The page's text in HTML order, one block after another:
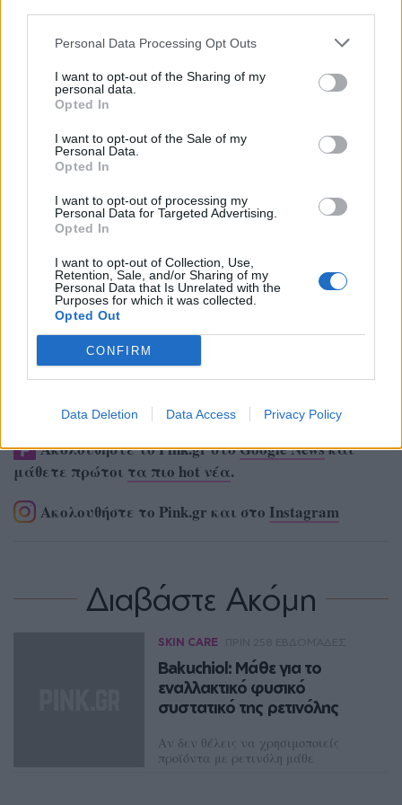
Personal Data Processing Opt Outs
I want to opt-out of the Sharing of my
personal data.
Opted In
I want to opt-out of the Sale of my
Personal Data.
Opted In
I want to opt-out of processing my
Personal Data for Targeted Advertising.
Opted In
I want to opt-out of Collection, Use,
Retention, Sale, and/or Sharing of my
Personal Data that Is Unrelated with the
Purposes for which it was collected.
Opted Out
CONFIRM
Data Deletion Data Access Privacy Policy
ΔΙΑΦΗΜΙΣΗ
Ακολουθήστε το Pink.gr στοGoogle Newsκαι
μάθετε πρώτοι τα πιο hot νέα.
Ακολουθήστε το Pink.gr και στο Instagram
Διαβάστε Ακόμη
SKIN CARE
Bakuchiol: Μάθε για το
εναλλακτικό φυσικό
συστατικό της ρετινόλης
Αν δεν θέλεις να χρησιμοποιείς
προϊόντα με ρετινόλη μάθε